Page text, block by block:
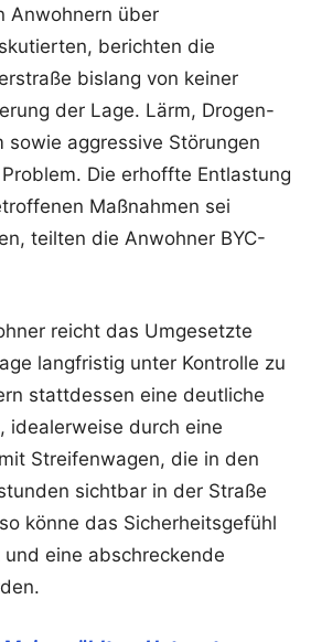
Anwohnern über
berichten die
bislang von keiner
der Lage. Lärm, Drogen-
sowie aggressive Störungen
Die erhoffte Entlastung
Maßnahmen sei
teilten die Anwohner BYC-
reicht das Umgesetzte
langfristig unter Kontrolle zu
stattdessen eine deutliche
idealerweise durch eine
Streifenwagen, die in den
sichtbar in der Straße
könne das Sicherheitsgefühl
eine abschreckende